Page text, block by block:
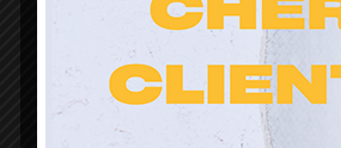
L’Atelier de Guillaume
1 Lieu Dit Sur Les Prés